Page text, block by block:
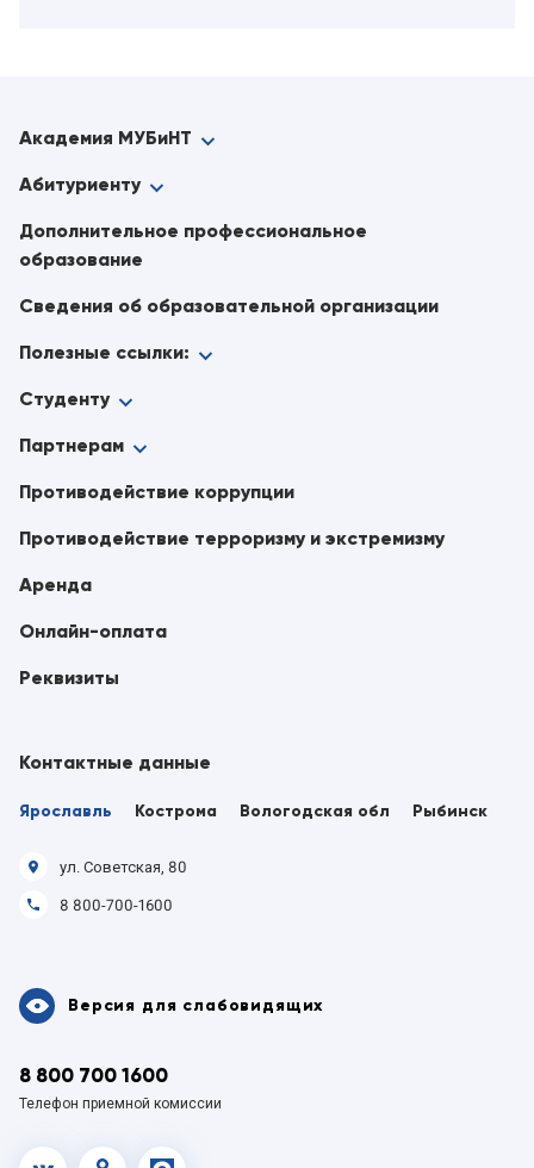
Академия МУБиНТ
Абитуриенту
Дополнительное профессиональное
образование
Сведения об образовательной организации
Полезные ссылки:
Версия для слабовидящих
8 800 700 1600
Телефон приемной комиссии
vk.com
Студенту
Партнерам
Противодействие коррупции
Противодействие терроризму и экстремизму
Аренда
Онлайн-оплата
Реквизиты
Контактные данные
Ярославль Кострома Вологодская обл Рыбинск
ул. Советская, 80
8 800-700-1600